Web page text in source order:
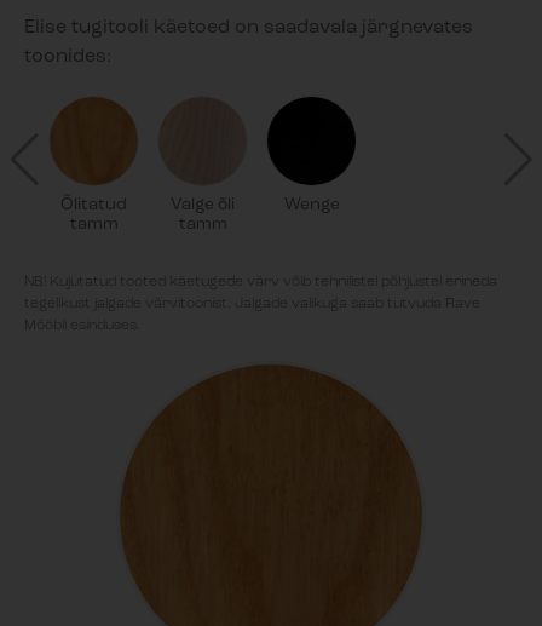
Elise tugitooli käetoed on saadavala järgnevates
toonides:
Õlitatud
tamm
Valge õli
tamm
Wenge
NB! Kujutatud tooted käetugede värv võib tehnilistel põhjustel erineda
tegelikust jalgade värvitoonist. Jalgade valikuga saab tutvuda Rave
Mööbli esinduses.